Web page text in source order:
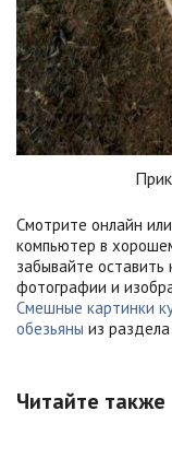
Смотрите онлайн
компьютер в
забывайте
фотографии и
Смешные картинки
обезьяны из раздела
Читайте также